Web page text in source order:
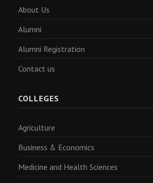
About Us
Alumni
Alumni Registration
Contact us
COLLEGES
Agriculture
Business & Economics
Medicine and Health Sciences